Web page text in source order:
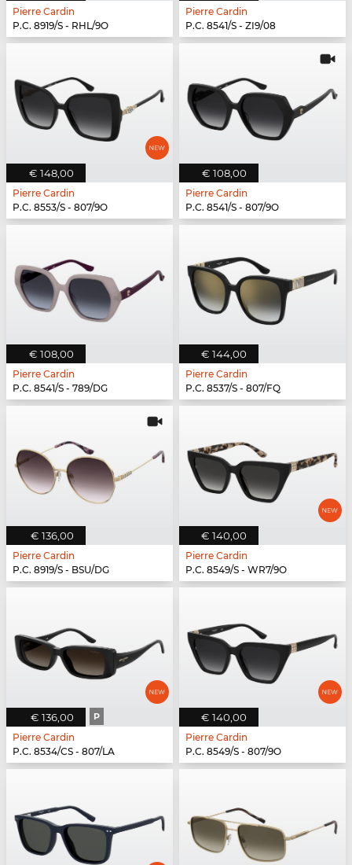
Pierre Cardin
P.C. 8919/S - RHL/9O
Pierre Cardin
P.C. 8541/S - ZI9/08
€ 148,00
Pierre Cardin
P.C. 8553/S - 807/9O
€ 108,00
Pierre Cardin
P.C. 8541/S - 807/9O
€ 108,00
Pierre Cardin
P.C. 8541/S - 789/DG
€ 144,00
Pierre Cardin
P.C. 8537/S - 807/FQ
€ 136,00
Pierre Cardin
P.C. 8919/S - BSU/DG
€ 140,00
Pierre Cardin
P.C. 8549/S - WR7/9O
€ 136,00 P
Pierre Cardin
P.C. 8534/CS - 807/LA
€ 140,00
Pierre Cardin
P.C. 8549/S - 807/9O